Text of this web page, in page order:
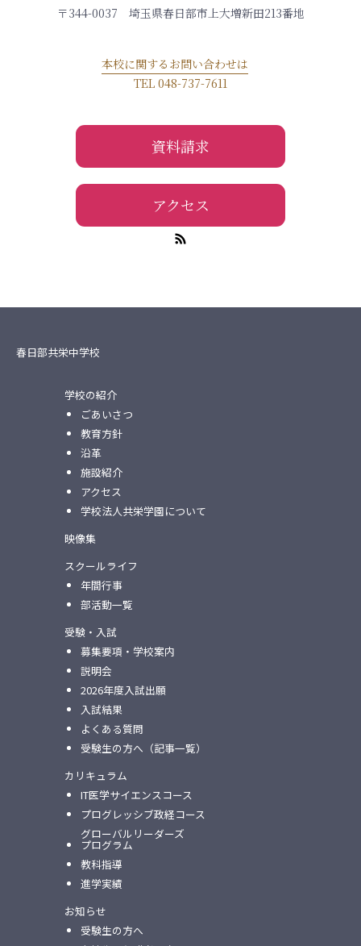
〒344-0037 埼玉県春日部市上大増新田213番地
本校に関するお問い合わせは
TEL 048-737-7611
資料請求
アクセス
春日部共栄中学校
学校の紹介
ごあいさつ
教育方針
沿革
施設紹介
アクセス
学校法人共栄学園について
映像集
スクールライフ
年間行事
部活動一覧
受験・入試
募集要項・学校案内
説明会
2026年度入試出願
入試結果
よくある質問
受験生の方へ（記事一覧）
カリキュラム
IT医学サイエンスコース
プログレッシブ政経コース
グローバルリーダーズ
プログラム
教科指導
進学実績
お知らせ
受験生の方へ